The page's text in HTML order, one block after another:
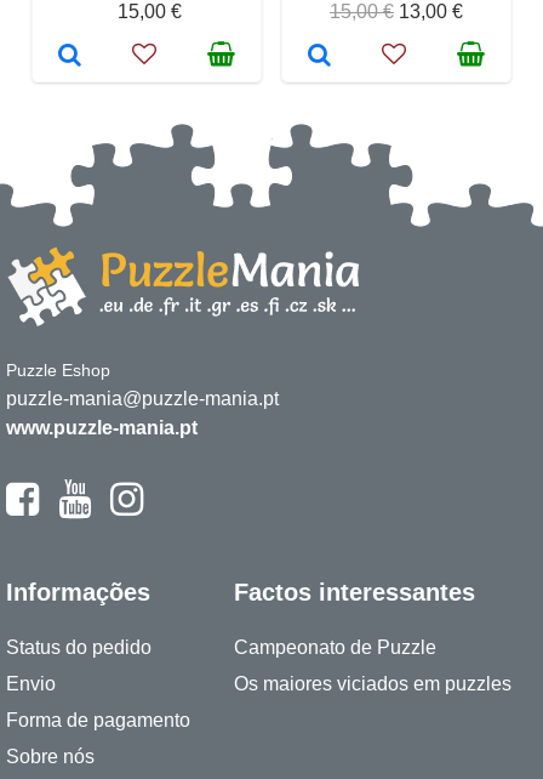
15,00 €
15,00 € 13,00 €
Puzzle Eshop
puzzle-mania@puzzle-mania.pt
www.puzzle-mania.pt
Informações
Status do pedido
Envio
Forma de pagamento
Sobre nós
Factos interessantes
Campeonato de Puzzle
Os maiores viciados em puzzles